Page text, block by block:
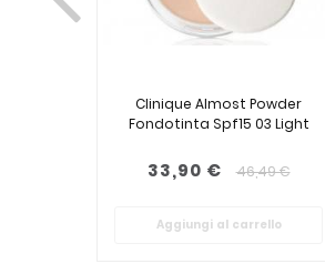
Clinique Almost Powder
Fondotinta Spf15 03 Light
33,90 € 46,49 €
Aggiungi al carrello